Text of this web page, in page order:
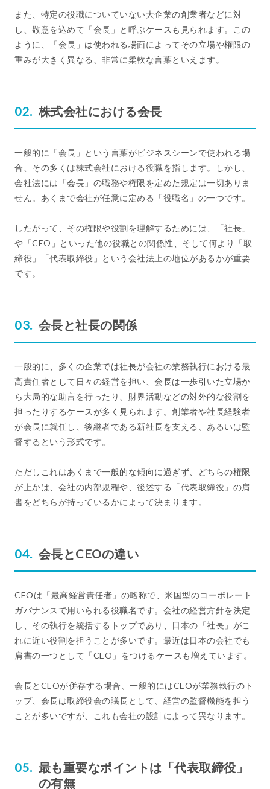
また、特定の役職についていない大企業の創業者などに対
し、敬意を込めて「会長」と呼ぶケースも見られます。この
ように、「会長」は使われる場面によってその立場や権限の
重みが大きく異なる、非常に柔軟な言葉といえます。
株式会社における会長
一般的に「会長」という言葉がビジネスシーンで使われる場
合、その多くは株式会社における役職を指します。しかし、
会社法には「会長」の職務や権限を定めた規定は一切ありま
せん。あくまで会社が任意に定める「役職名」の一つです。
したがって、その権限や役割を理解するためには、「社長」
や「CEO」といった他の役職との関係性、そして何より「取
締役」「代表取締役」という会社法上の地位があるかが重要
です。
会長と社長の関係
一般的に、多くの企業では社長が会社の業務執行における最
高責任者として日々の経営を担い、会長は一歩引いた立場か
ら大局的な助言を行ったり、財界活動などの対外的な役割を
担ったりするケースが多く見られます。創業者や社長経験者
が会長に就任し、後継者である新社長を支える、あるいは監
督するという形式です。
ただしこれはあくまで一般的な傾向に過ぎず、どちらの権限
が上かは、会社の内部規程や、後述する「代表取締役」の肩
書をどちらが持っているかによって決まります。
会長とCEOの違い
CEOは「最高経営責任者」の略称で、米国型のコーポレート
ガバナンスで用いられる役職名です。会社の経営方針を決定
し、その執行を統括するトップであり、日本の「社長」がこ
れに近い役割を担うことが多いです。最近は日本の会社でも
肩書の一つとして「CEO」をつけるケースも増えています。
会長とCEOが併存する場合、一般的にはCEOが業務執行のト
ップ、会長は取締役会の議長として、経営の監督機能を担う
ことが多いですが、これも会社の設計によって異なります。
最も重要なポイントは「代表取締役」
の有無